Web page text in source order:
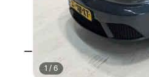
1 / 6